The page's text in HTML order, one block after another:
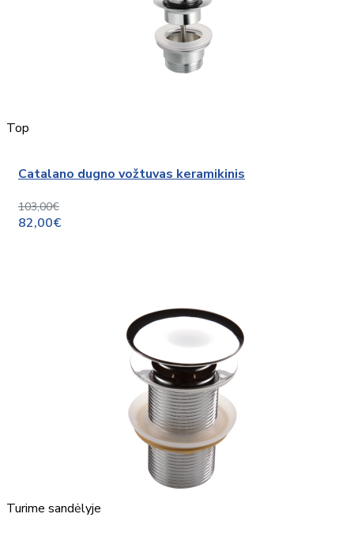
Top
Catalano dugno vožtuvas keramikinis
103,00€
82,00€
Turime sandėlyje